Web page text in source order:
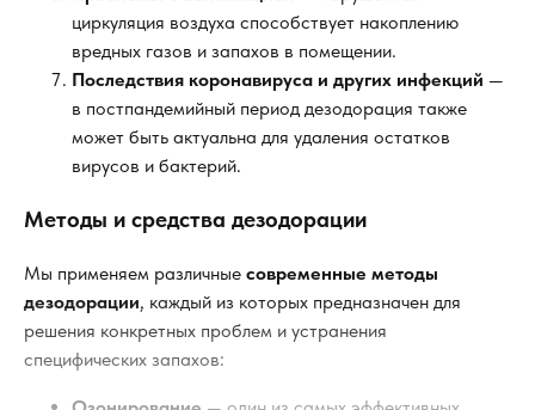
циркуляция воздуха способствует накоплению
вредных газов и запахов в помещении.
Последствия коронавируса и других инфекций —
в постпандемийный период дезодорация также
может быть актуальна для удаления остатков
вирусов и бактерий.
Методы и средства дезодорации
Мы применяем различные современные методы
дезодорации, каждый из которых предназначен для
решения конкретных проблем и устранения
специфических запахов: